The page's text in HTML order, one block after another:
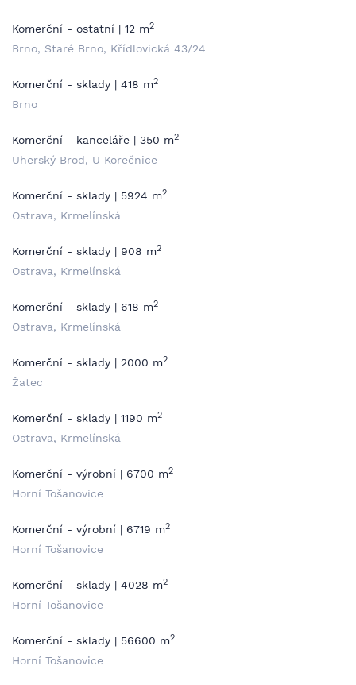
Komerční - ostatní | 12 m2
Brno, Staré Brno, Křídlovická 43/24
Komerční - sklady | 418 m2
Brno
Komerční - kanceláře | 350 m2
Uherský Brod, U Korečnice
Komerční - sklady | 5924 m2
Ostrava, Krmelínská
Komerční - sklady | 908 m2
Ostrava, Krmelínská
Komerční - sklady | 618 m2
Ostrava, Krmelínská
Komerční - sklady | 2000 m2
Žatec
Komerční - sklady | 1190 m2
Ostrava, Krmelínská
Komerční - výrobní | 6700 m2
Horní Tošanovice
Komerční - výrobní | 6719 m2
Horní Tošanovice
Komerční - sklady | 4028 m2
Horní Tošanovice
Komerční - sklady | 56600 m2
Horní Tošanovice